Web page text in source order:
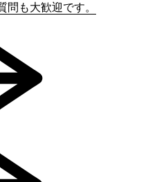
問も大歓迎です。